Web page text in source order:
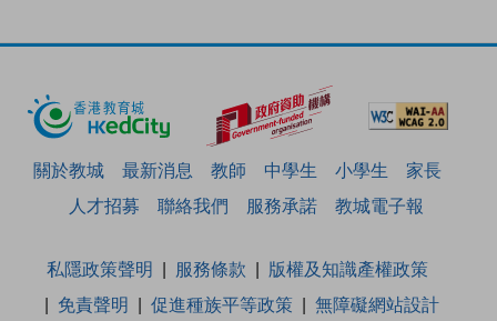
關於教城 最新消息 教師 中學生 小學生
家長
人才招募
聯絡我們 服務承諾 教城電子報
私隱政策聲明 服務條款
版權及知識產權政策
免責聲明
促進種族平等政策 無障礙網站設計